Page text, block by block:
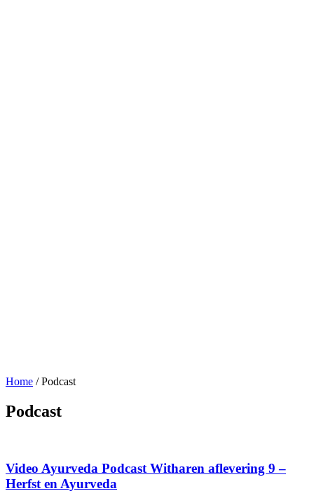
Home /Podcast
Podcast
Video Ayurveda Podcast Witharen aflevering 9 –
Herfst en Ayurveda